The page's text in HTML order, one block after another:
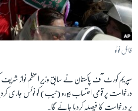
آرٹ
آزادیٔ صحافت
سائنس و ٹیکنالوجی
دلچسپ و عجیب
ویڈیوز
فائل فوٹو
سپریم کورٹ آف پاکستان نے سابق وزیرِ اعظم نواز شریف
درخواست پر قومی احتساب بیورو (نیب) کو نوٹس جاری
پر درخواست کا فیصلہ کردیا جائے گا۔